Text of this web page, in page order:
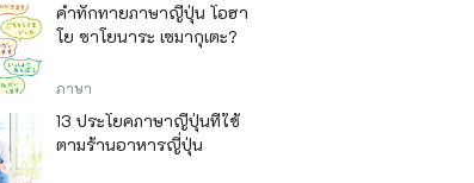
คำทักทายภาษาญี่ปุ่น โอฮา
โย ซาโยนาระ เซมากุเตะ?
ภาษา
13 ประโยคภาษาญี่ปุ่นที่ใช้
ตามร้านอาหารญี่ปุ่น